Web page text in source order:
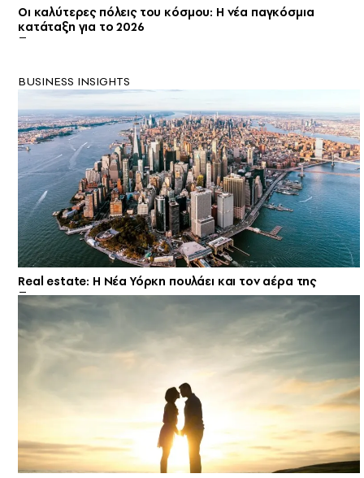
Οι καλύτερες πόλεις του κόσμου: Η νέα παγκόσμια
κατάταξη για το 2026
BUSINESS INSIGHTS
Real estate: H Νέα Υόρκη πουλάει και τον αέρα της